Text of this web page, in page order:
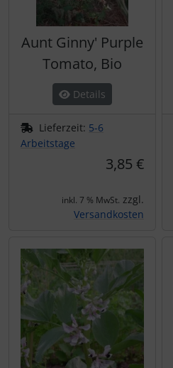
Aunt Ginny' Purple
Tomato, Bio
Details
Lieferzeit: 5-6
Arbeitstage
3,85 €
inkl. 7 % MwSt. zzgl.
Versandkosten